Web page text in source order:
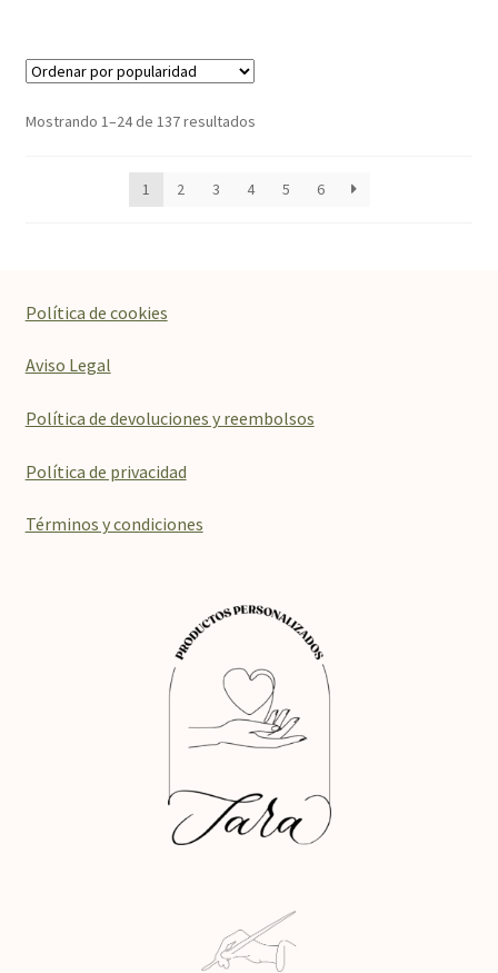
Mostrando 1–24 de 137 resultadosOrdenado
1
2 3 4 5 6
Política de cookies
Aviso Legal
Política de devoluciones y reembolsos
Política de privacidad
Términos y condiciones